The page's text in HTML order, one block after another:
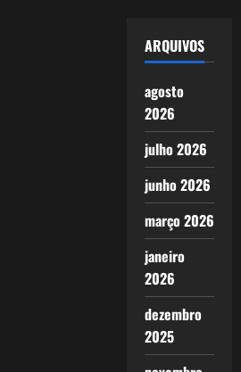
ARQUIVOS
agosto
2026
julho 2026
junho 2026
março 2026
janeiro
2026
dezembro
2025